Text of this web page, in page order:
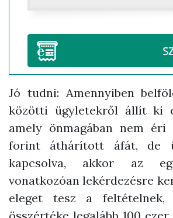
Jó tudni: Amennyiben
közötti ügyletekről állít ki
amely önmagában nem
forint áthárított áfát, de
kapcsolva, akkor az
vonatkozóan lekérdezésre
eleget tesz a feltételnek,